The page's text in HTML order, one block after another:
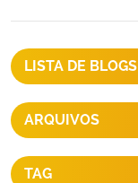
LISTA DE BLOGS
ARQUIVOS
TAG